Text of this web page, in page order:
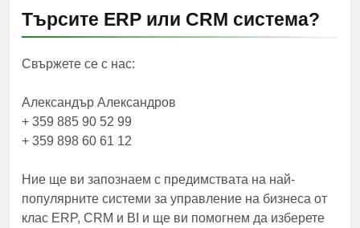
Търсите ERP или CRM система?
Свържете се с нас:
Александър Александров
+ 359 885 90 52 99
+ 359 898 60 61 12
Ние ще ви запознаем с предимствата на най-
популярните системи за управление на бизнеса от
клас ERP, CRM и BI и ще ви помогнем да изберете